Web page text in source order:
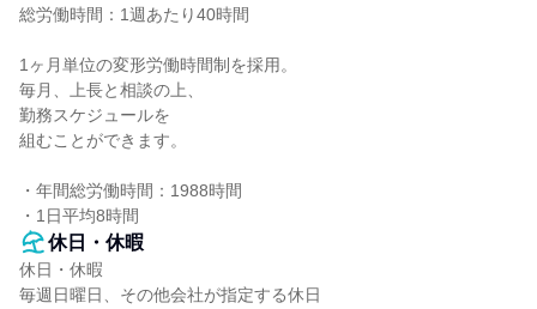
総労働時間：1週あたり40時間
1ヶ月単位の変形労働時間制を採用。
毎月、上長と相談の上、
勤務スケジュールを
組むことができます。
・年間総労働時間：1988時間
・1日平均8時間
休日・休暇
休日・休暇
毎週日曜日、その他会社が指定する休日